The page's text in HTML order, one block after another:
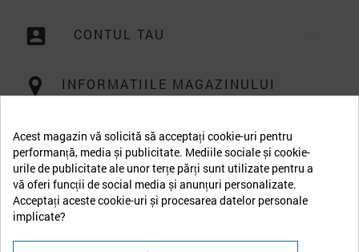
account_box CONTUL TAU
INFORMATIILE MAGAZINULUI
Acest magazin vă solicită să acceptați cookie-uri pentru
performanță, media și publicitate. Mediile sociale și cookie-
urile de publicitate ale unor terțe părți sunt utilizate pentru a
vă oferi funcții de social media și anunțuri personalizate.
Acceptați aceste cookie-uri și procesarea datelor personale
implicate?